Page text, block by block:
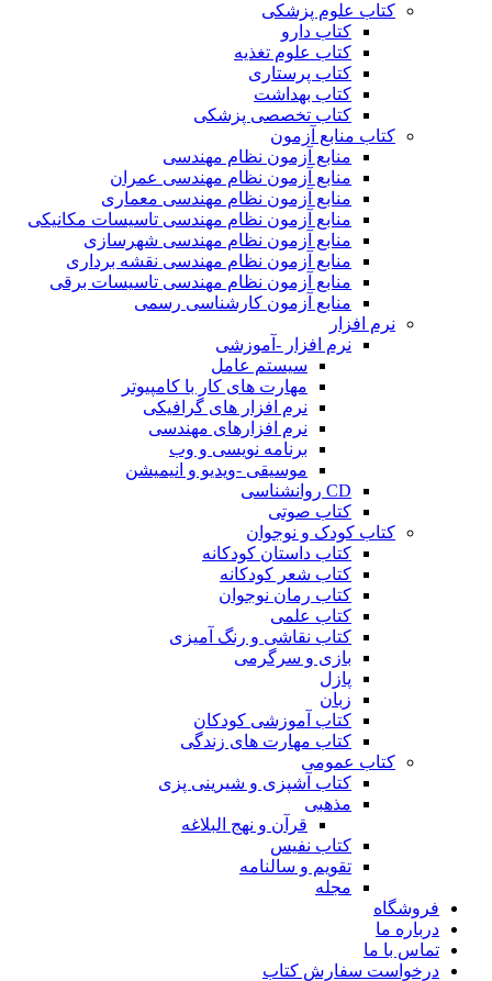
کتاب علوم پزشکی
کتاب دارو
کتاب علوم تغذیه
کتاب پرستاری
کتاب بهداشت
کتاب تخصصی پزشکی
کتاب منابع آزمون
منابع آزمون نظام مهندسی
منابع آزمون نظام مهندسی عمران
منابع آزمون نظام مهندسی معماری
منابع آزمون نظام مهندسی تاسیسات مکانیکی
منابع آزمون نظام مهندسی شهرسازی
منابع آزمون نظام مهندسی نقشه برداری
منابع آزمون نظام مهندسی تاسیسات برقی
منابع آزمون کارشناسی رسمی
نرم افزار
نرم افزار -آموزشی
سیستم عامل
مهارت های کار با کامپیوتر
نرم افزار های گرافیکی
نرم افزارهای مهندسی
برنامه نویسی و وب
موسیقی -ویدیو و انیمیشن
CD روانشناسی
کتاب صوتی
کتاب کودک و نوجوان
کتاب داستان کودکانه
کتاب شعر کودکانه
کتاب رمان نوجوان
کتاب علمی
کتاب نقاشی و رنگ آمیزی
بازی و سرگرمی
پازل
زبان
کتاب آموزشی کودکان
کتاب مهارت های زندگی
کتاب عمومی
کتاب آشپزی و شیرینی پزی
مذهبی
قرآن و نهج البلاغه
کتاب نفیس
تقویم و سالنامه
مجله
فروشگاه
درباره ما
تماس با ما
درخواست سفارش کتاب